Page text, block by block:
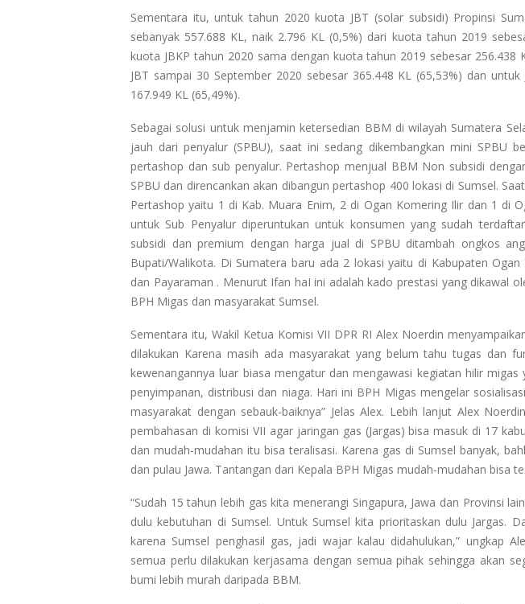
Sementara itu, untuk tahun 2020 kuota JBT (solar subsidi) Propinsi
sebanyak 557.688 KL, naik 2.796 KL (0,5%) dari kuota tahun 2019
kuota JBKP tahun 2020 sama dengan kuota tahun 2019 sebesar 256.438
JBT sampai 30 September 2020 sebesar 365.448 KL (65,53%) dan untuk
167.949 KL (65,49%).
Sebagai solusi untuk menjamin ketersedian BBM di wilayah Sumatera
jauh dari penyalur (SPBU), saat ini sedang dikembangkan mini SPBU
pertashop dan sub penyalur. Pertashop menjual BBM Non subsidi
SPBU dan direncankan akan dibangun pertashop 400 lokasi di Sumsel.
Pertashop yaitu 1 di Kab. Muara Enim, 2 di Ogan Komering Ilir dan 1 di
untuk Sub Penyalur diperuntukan untuk konsumen yang sudah
subsidi dan premium dengan harga jual di SPBU ditambah ongkos
Bupati/Walikota. Di Sumatera baru ada 2 lokasi yaitu di Kabupaten Ogan
dan Payaraman . Menurut Ifan haI ini adalah kado prestasi yang dikawal
BPH Migas dan masyarakat Sumsel.
Sementara itu, Wakil Ketua Komisi VII DPR RI Alex Noerdin
dilakukan Karena masih ada masyarakat yang belum tahu tugas dan
kewenangannya luar biasa mengatur dan mengawasi kegiatan hilir migas
penyimpanan, distribusi dan niaga. Hari ini BPH Migas mengelar
masyarakat dengan sebauk-baiknya” Jelas Alex. Lebih lanjut Alex
pembahasan di komisi VII agar jaringan gas (Jargas) bisa masuk di 17
dan mudah-mudahan itu bisa teralisasi. Karena gas di Sumsel banyak,
dan pulau Jawa. Tantangan dari Kepala BPH Migas mudah-mudahan bisa
“Sudah 15 tahun lebih gas kita menerangi Singapura, Jawa dan Provinsi
dulu kebutuhan di Sumsel. Untuk Sumsel kita prioritaskan dulu Jargas.
karena Sumsel penghasil gas, jadi wajar kalau didahulukan,” ungkap
semua perlu dilakukan kerjasama dengan semua pihak sehingga akan
bumi lebih murah daripada BBM.